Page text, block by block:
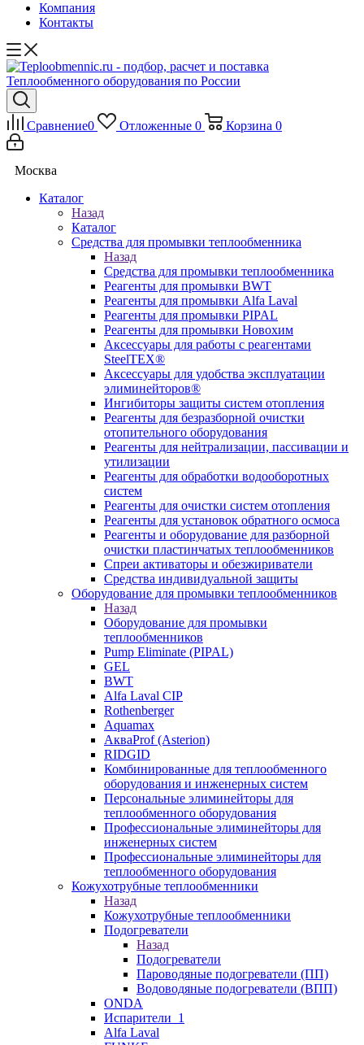
Компания
Контакты
Сравнение0 Отложенные 0 Корзина 0
Москва
Каталог
Назад
Каталог
Средства для промывки теплообменника
Назад
Средства для промывки теплообменника
Реагенты для промывки BWT
Реагенты для промывки Alfa Laval
Реагенты для промывки PIPAL
Реагенты для промывки Новохим
Аксессуары для работы с реагентами
SteelTEX®
Аксессуары для удобства эксплуатации
элиминейторов®
Ингибиторы защиты систем отопления
Реагенты для безразборной очистки
отопительного оборудования
Реагенты для нейтрализации, пассивации и
утилизации
Реагенты для обработки водооборотных
систем
Реагенты для очистки систем отопления
Реагенты для установок обратного осмоса
Реагенты и оборудование для разборной
очистки пластинчатых теплообменников
Спреи активаторы и обезжириватели
Средства индивидуальной защиты
Оборудование для промывки теплообменников
Назад
Оборудование для промывки
теплообменников
Pump Eliminate (PIPAL)
GEL
BWT
Alfa Laval CIP
Rothenberger
Aquamax
АкваProf (Asterion)
RIDGID
Комбинированные для теплообменного
оборудования и инженерных систем
Персональные элиминейторы для
теплообменного оборудования
Профессиональные элиминейторы для
инженерных систем
Профессиональные элиминейторы для
теплообменного оборудования
Кожухотрубные теплообменники
Назад
Кожухотрубные теплообменники
Подогреватели
Назад
Подогреватели
Пароводяные подогреватели (ПП)
Водоводяные подогреватели (ВПП)
ONDA
Испарители_1
Alfa Laval